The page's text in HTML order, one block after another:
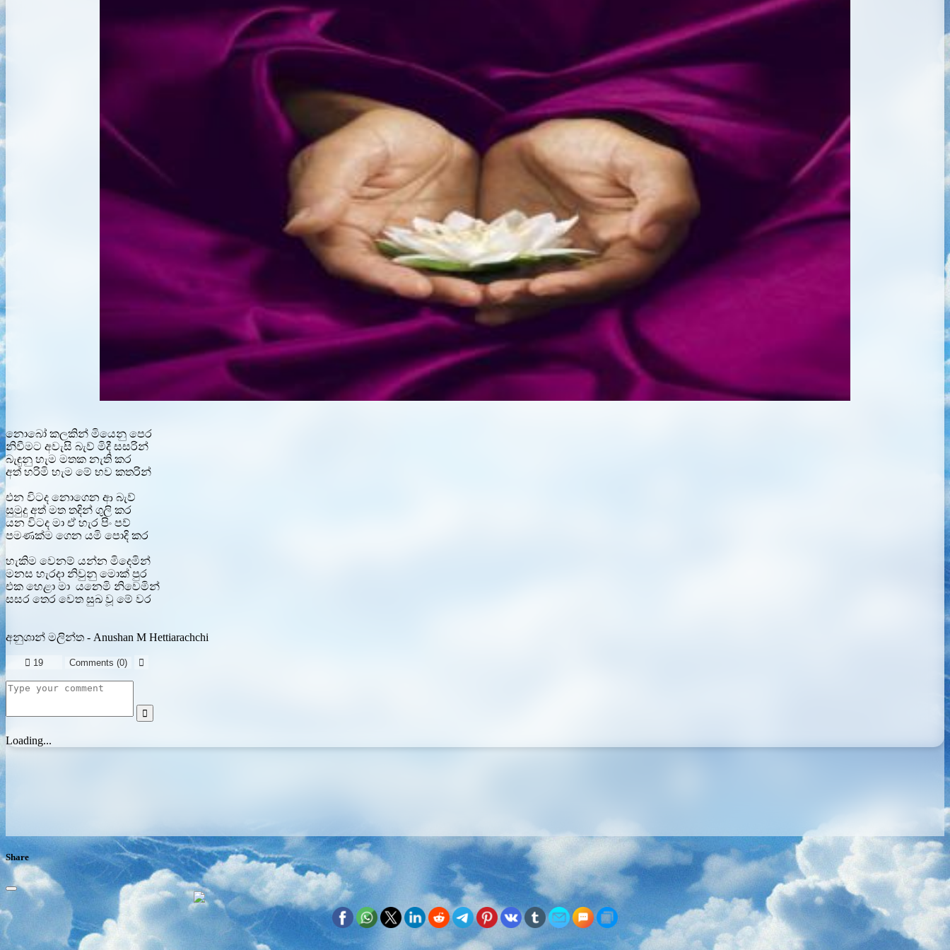
නොබෝ කලකින් මියෙනු පෙර
නිවීමට අවැසි බැව් මිදී සසරින්
බැඳුනු හැම මතක නැති කර
අත් හරිමි හැම මේ භව කතරින්
එන විටද නොගෙන ආ බැව්
සුමුදු අත් මත තදින් ගුලි කර
යන විටද මා ඒ හැර පිං පව්
පමණක්ම ගෙන යමි පොදි කර
හැකිම වෙනම් යන්න මිදෙමින්
මනස හැරදා නිවුනු මොක් පුර
එක හෙළා මා යනෙමි නිවෙමින්
සසර තෙර වෙත සුඛ වූ මේ වර
අනුශාන් මලින්ත - Anushan M Hettiarachchi
 19 Comments (0) 

Loading...
Share